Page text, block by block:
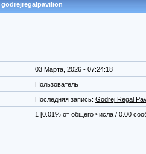
godrejregalpavilion
03 Марта, 2026 - 07:24:18
Пользователь
Последняя запись: Godrej Regal
1 [0.01% от общего числа / 0.00